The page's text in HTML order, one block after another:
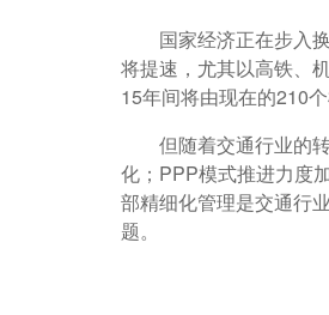
国家经济正在步入换
将提速，尤其以高铁、
15年间将由现在的210
但随着交通行业的转
化；PPP模式推进力度
部精细化管理是交通行
题。